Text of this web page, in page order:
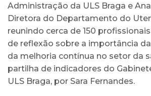
Administração da ULS Braga e
Diretora do Departamento do
reunindo cerca de 150
de reflexão sobre a importância
da melhoria contínua no setor da
partilha de indicadores do
ULS Braga, por Sara Fernandes.